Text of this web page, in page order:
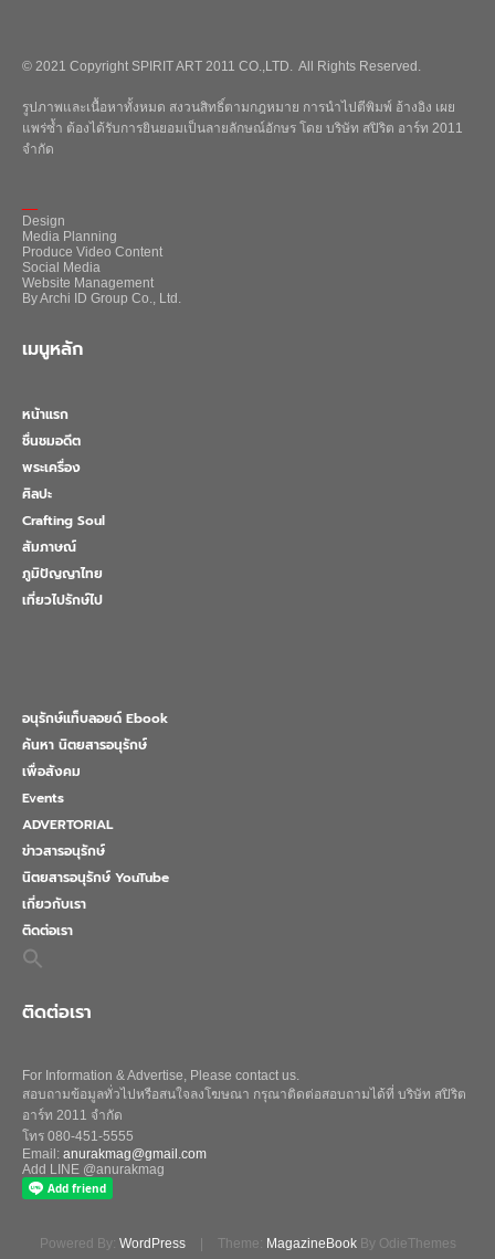
© 2021 Copyright SPIRIT ART 2011 CO.,LTD. All Rights Reserved.
รูปภาพและเนื้อหาทั้งหมด สงวนสิทธิ์ตามกฎหมาย การนำไปตีพิมพ์ อ้างอิง เผย
แพร่ซ้ำ ต้องได้รับการยินยอมเป็นลายลักษณ์อักษร โดย บริษัท สปิริต อาร์ท 2011
จำกัด
Design
Media Planning
Produce Video Content
Social Media
Website Management
By Archi ID Group Co., Ltd.
เมนูหลัก
หน้าแรก
ชื่นชมอดีต
พระเครื่อง
ศิลปะ
Crafting Soul
สัมภาษณ์
ภูมิปัญญาไทย
เที่ยวไปรักษ์ไป
อนุรักษ์แท็บลอยด์ Ebook
ค้นหา นิตยสารอนุรักษ์
เพื่อสังคม
Events
ADVERTORIAL
ข่าวสารอนุรักษ์
นิตยสารอนุรักษ์ YouTube
เกี่ยวกับเรา
ติดต่อเรา
Search
for:
ติดต่อเรา
For Information & Advertise, Please contact us.
สอบถามข้อมูลทั่วไปหรือสนใจลงโฆษณา กรุณาติดต่อสอบถามได้ที่ บริษัท สปิริต
อาร์ท 2011 จำกัด
โทร 080-451-5555
Email: anurakmag@gmail.com
Add LINE @anurakmag
Powered By: WordPress Theme: MagazineBookBy OdieThemes